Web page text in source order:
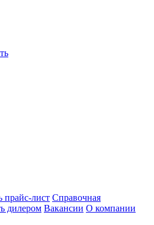
прайс-лист Справочная
дилером Вакансии О компании